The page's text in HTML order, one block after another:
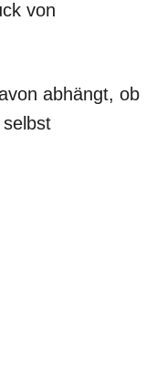
von
abhängt, ob